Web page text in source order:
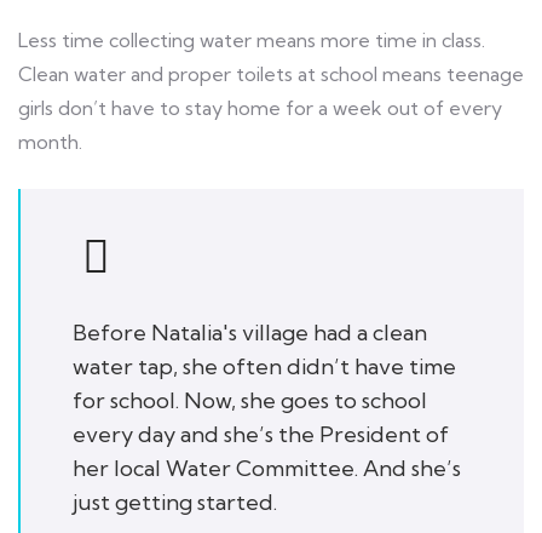
Less time collecting water means more time in class.
Clean water and proper toilets at school means teenage
girls don’t have to stay home for a week out of every
month.
Before Natalia's village had a clean
water tap, she often didn’t have time
for school. Now, she goes to school
every day and she’s the President of
her local Water Committee. And she’s
just getting started.